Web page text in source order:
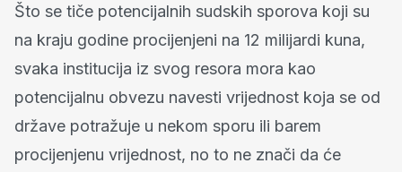
Što se tiče potencijalnih sudskih sporova koji su
na kraju godine procijenjeni na 12 milijardi kuna,
svaka institucija iz svog resora mora kao
potencijalnu obvezu navesti vrijednost koja se od
države potražuje u nekom sporu ili barem
procijenjenu vrijednost, no to ne znači da će